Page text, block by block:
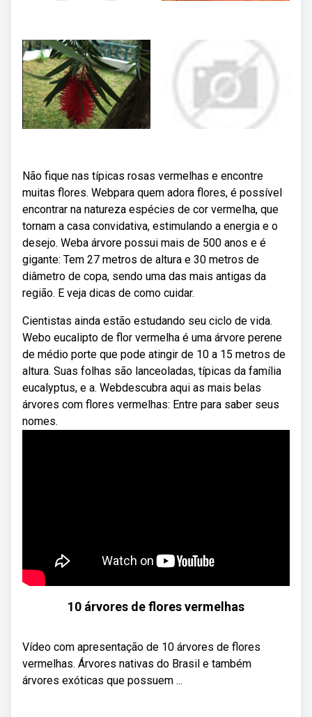
Não fique nas típicas rosas vermelhas e encontre
muitas flores. Webpara quem adora flores, é possível
encontrar na natureza espécies de cor vermelha, que
tornam a casa convidativa, estimulando a energia e o
desejo. Weba árvore possui mais de 500 anos e é
gigante: Tem 27 metros de altura e 30 metros de
diâmetro de copa, sendo uma das mais antigas da
região. E veja dicas de como cuidar.
Cientistas ainda estão estudando seu ciclo de vida.
Webo eucalipto de flor vermelha é uma árvore perene
de médio porte que pode atingir de 10 a 15 metros de
altura. Suas folhas são lanceoladas, típicas da família
eucalyptus, e a. Webdescubra aqui as mais belas
árvores com flores vermelhas: Entre para saber seus
nomes.
10 árvores de flores vermelhas
Vídeo com apresentação de 10 árvores de flores
vermelhas. Árvores nativas do Brasil e também
árvores exóticas que possuem ...